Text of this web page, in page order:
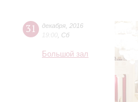
31 декабря 2016
19:00 Сб
Большой зал